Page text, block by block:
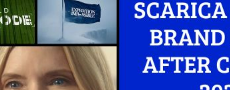
NORMATIVE
TREND
CASE HISTORY
OPINIONI